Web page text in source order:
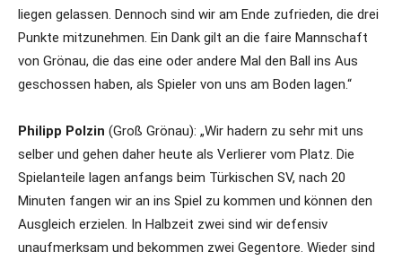
liegen gelassen. Dennoch sind wir am Ende zufrieden, die drei
Punkte mitzunehmen. Ein Dank gilt an die faire Mannschaft
von Grönau, die das eine oder andere Mal den Ball ins Aus
geschossen haben, als Spieler von uns am Boden lagen.“
Philipp Polzin (Groß Grönau): „Wir hadern zu sehr mit uns
selber und gehen daher heute als Verlierer vom Platz. Die
Spielanteile lagen anfangs beim Türkischen SV, nach 20
Minuten fangen wir an ins Spiel zu kommen und können den
Ausgleich erzielen. In Halbzeit zwei sind wir defensiv
unaufmerksam und bekommen zwei Gegentore. Wieder sind